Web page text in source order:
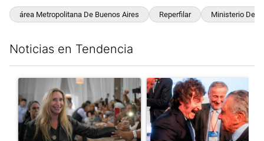
área Metropolitana De Buenos Aires Reperfilar Ministerio De
Noticias en Tendencia
Un artículo de tendencia con el título "Karina Milei vuelve al
Un artículo de tendencia con